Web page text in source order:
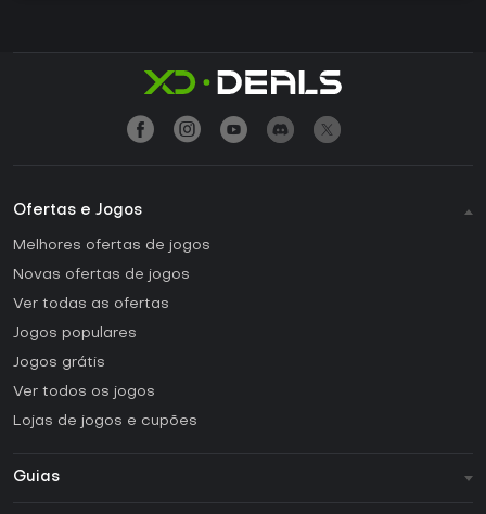
Ofertas e Jogos
Melhores ofertas de jogos
Novas ofertas de jogos
Ver todas as ofertas
Jogos populares
Jogos grátis
Ver todos os jogos
Lojas de jogos e cupões
Guias